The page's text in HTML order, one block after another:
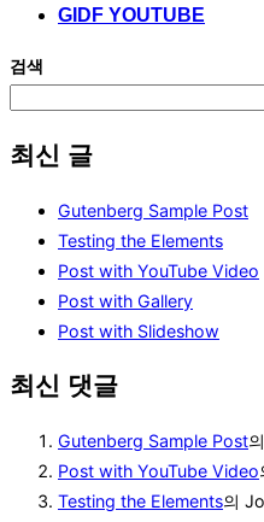
GIDF YOUTUBE
검색
최신 글
Gutenberg Sample Post
Testing the Elements
Post with YouTube Video
Post with Gallery
Post with Slideshow
최신 댓글
Gutenberg Sample Post의
Post with YouTube Video
Testing the Elements의